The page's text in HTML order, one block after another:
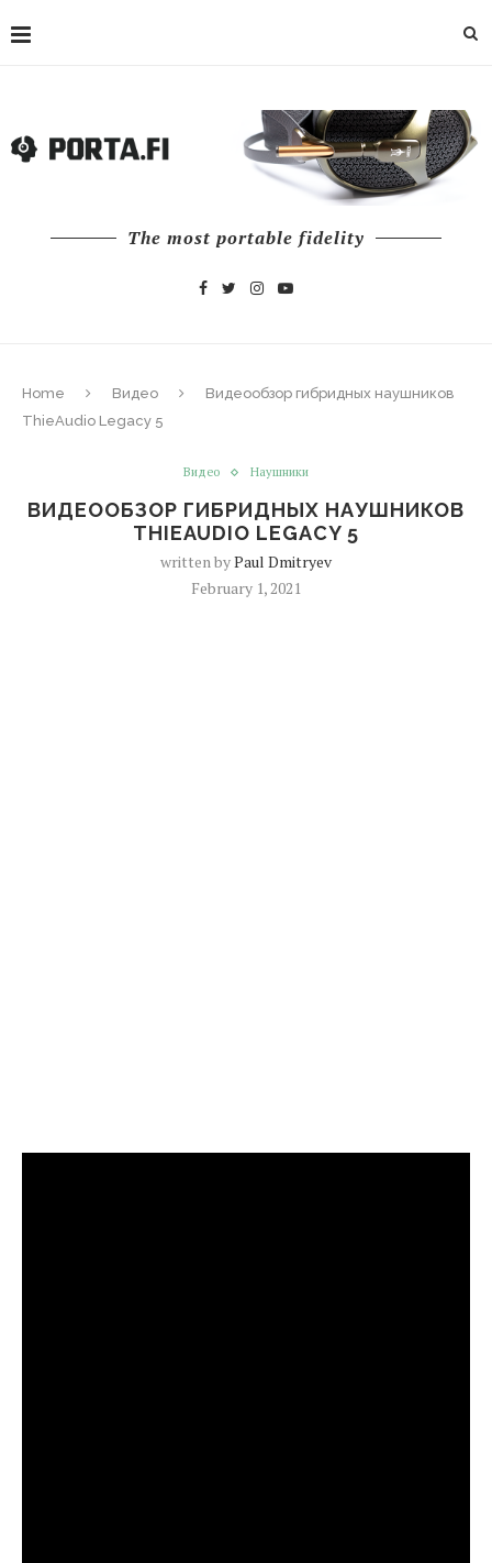
The most portable fidelity
Home Видео
Видеообзор гибридных наушников
ThieAudio Legacy 5
Видео Наушники
ВИДЕООБЗОР ГИБРИДНЫХ НАУШНИКОВ
THIEAUDIO LEGACY 5
written byPaul Dmitryev
February 1, 2021